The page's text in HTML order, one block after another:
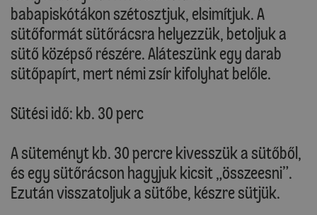
babapiskótákon szétosztjuk, elsimítjuk. A
sütőformát sütőrácsra helyezzük, betoljuk a
sütő középső részére. Aláteszünk egy darab
sütőpapírt, mert némi zsír kifolyhat belőle.
Sütési idő: kb. 30 perc
A süteményt kb. 30 percre kivesszük a sütőből,
és egy sütőrácson hagyjuk kicsit „összeesni”.
Ezután visszatoljuk a sütőbe, készre sütjük.